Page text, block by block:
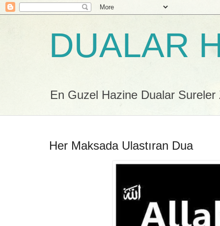
DUALAR
En Guzel Hazine Dualar
Her Maksada Ulastıran Dua